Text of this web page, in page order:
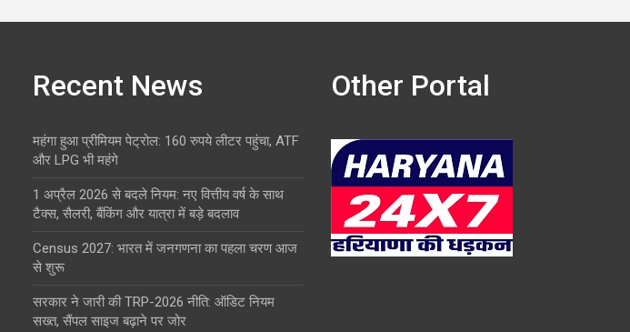
Recent News
महंगा हुआ प्रीमियम पेट्रोल: 160 रुपये लीटर पहुंचा, ATF
और LPG भी महंगे
1 अप्रैल 2026 से बदले नियम: नए वित्तीय वर्ष के साथ
टैक्स, सैलरी, बैंकिंग और यात्रा में बड़े बदलाव
Census 2027: भारत में जनगणना का पहला चरण आज
से शुरू
सरकार ने जारी की TRP-2026 नीति: ऑडिट नियम
सख्त, सैंपल साइज बढ़ाने पर जोर
Other Portal